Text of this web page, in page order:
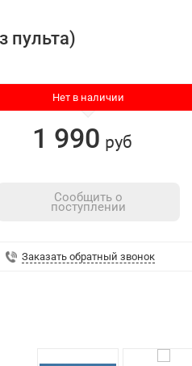
пульта)
Нет в наличии
1 990 руб
Сообщить о
поступлении
Заказать обратный звонок